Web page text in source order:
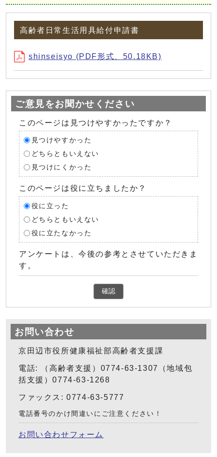
高齢者日常生活用具給付申請書
shinseisyo (PDF形式、50.18KB)
ご意見をお聞かせください
このページは見つけやすかったですか？
見つけやすかった
どちらともいえない
見つけにくかった
このページは役に立ちましたか？
役に立った
どちらともいえない
役に立たなかった
アンケートは、今後の参考とさせていただきま
す。
確認
お問い合わせ
京田辺市役所健康福祉部高齢者支援課
電話: （高齢者支援）0774-63-1307（地域包
括支援）0774-63-1268
ファックス: 0774-63-5777
電話番号のかけ間違いにご注意ください！
お問い合わせフォーム